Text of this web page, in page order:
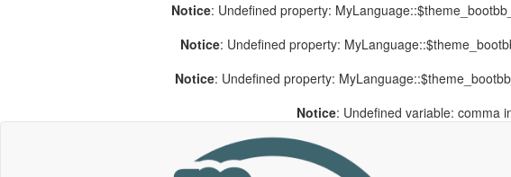
Notice: Undefined property:
Notice: Undefined property:
Notice: Undefined property:
Notice: Undefined variable: comma